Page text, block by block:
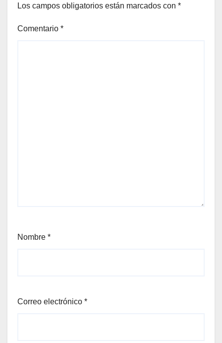
Los campos obligatorios están marcados con *
Comentario *
Nombre *
Correo electrónico *